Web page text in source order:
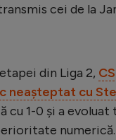
cei de la
din Liga 2,
neașteptat cu
cu 1-0 și a
numerică.